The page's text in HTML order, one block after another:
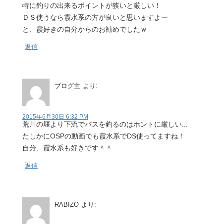
特に釣りの出来るポイントが狭いと厳しい！
ＤＳ使うなら霞水系の方が良いと思いますよー
と、霞好きの自分からのお勧めでしたｗ
返信
ブログ主 より:
2015年6月30日 6:32 PM
荒川の堰より下流でバスを釣るのはホントに厳しい...
たしかにOSPの動画でも霞水系でDS使ってますね！
自分、霞水系も好きです＾＾
返信
RABIZO より: